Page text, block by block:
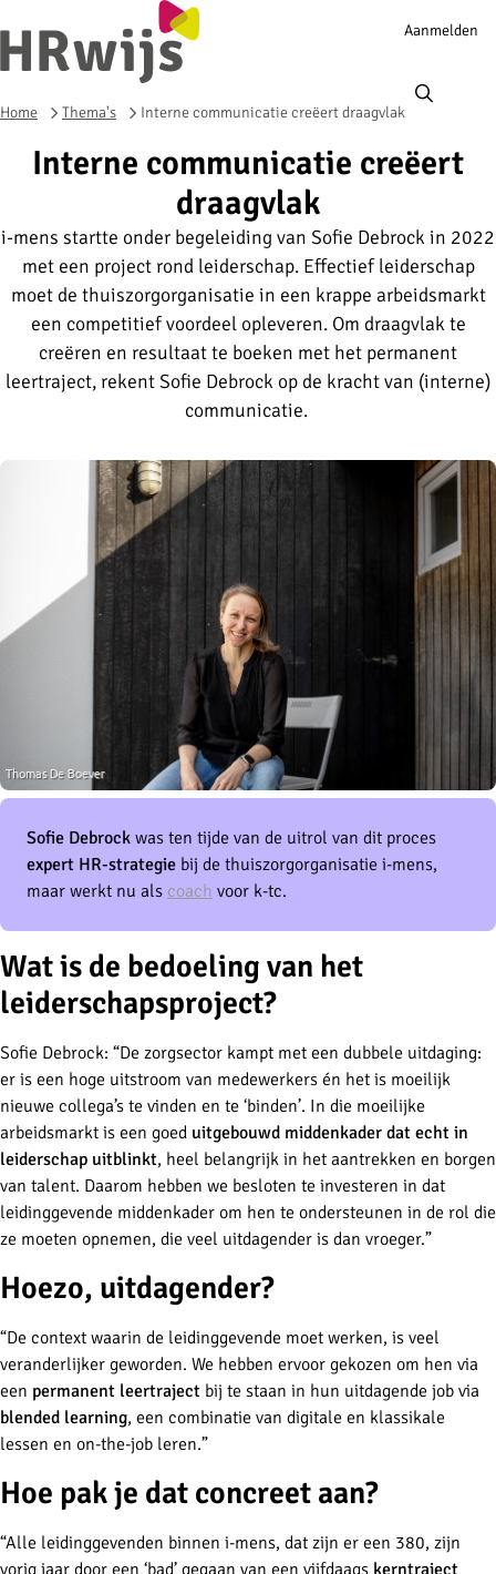
Account
Aanmelden
Home Thema's Interne communicatie creëert draagvlak
Interne communicatie creëert
draagvlak
i-mens startte onder begeleiding van Sofie Debrock in 2022
met een project rond leiderschap. Effectief leiderschap
moet de thuiszorgorganisatie in een krappe arbeidsmarkt
een competitief voordeel opleveren. Om draagvlak te
creëren en resultaat te boeken met het permanent
leertraject, rekent Sofie Debrock op de kracht van (interne)
communicatie.
Sofie Debrock was ten tijde van de uitrol van dit proces
expert HR-strategie bij de thuiszorgorganisatie i-mens,
maar werkt nu als coach voor k-tc.
Wat is de bedoeling van het
leiderschapsproject?
Sofie Debrock: “De zorgsector kampt met een dubbele uitdaging:
er is een hoge uitstroom van medewerkers én het is moeilijk
nieuwe collega’s te vinden en te ‘binden’. In die moeilijke
arbeidsmarkt is een goed uitgebouwd middenkader dat echt in
leiderschap uitblinkt, heel belangrijk in het aantrekken en borgen
van talent. Daarom hebben we besloten te investeren in dat
leidinggevende middenkader om hen te ondersteunen in de rol die
ze moeten opnemen, die veel uitdagender is dan vroeger.”
Hoezo, uitdagender?
“De context waarin de leidinggevende moet werken, is veel
veranderlijker geworden. We hebben ervoor gekozen om hen via
een permanent leertraject bij te staan in hun uitdagende job via
blended learning, een combinatie van digitale en klassikale
lessen en on-the-job leren.”
Hoe pak je dat concreet aan?
“Alle leidinggevenden binnen i-mens, dat zijn er een 380, zijn